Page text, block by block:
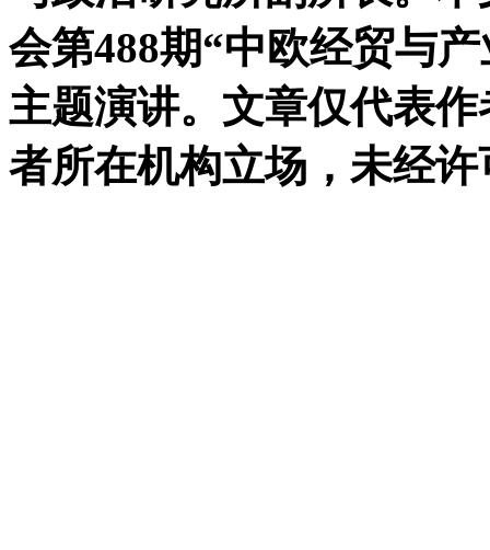
会第488期“中欧经贸与
主题演讲。文章仅代表
者所在机构立场，未经